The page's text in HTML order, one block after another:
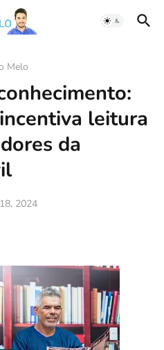
Melo
leitura
da
2024